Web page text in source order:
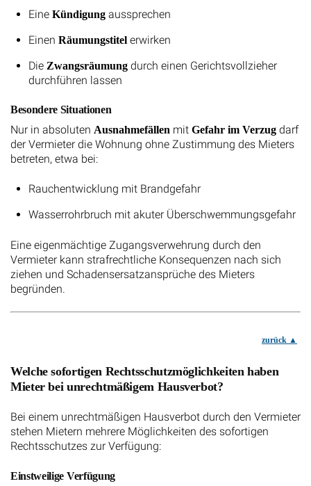
Eine Kündigungaussprechen
Einen Räumungstitelerwirken
Die Zwangsräumungdurch einen Gerichtsvollzieher
durchführen lassen
Besondere Situationen
Nur in absoluten Ausnahmefällen mit Gefahr im Verzug darf
der Vermieter die Wohnung ohne Zustimmung des Mieters
betreten, etwa bei:
Rauchentwicklung mit Brandgefahr
Wasserrohrbruch mit akuter Überschwemmungsgefahr
Eine eigenmächtige Zugangsverwehrung durch den
Vermieter kann strafrechtliche Konsequenzen nach sich
ziehen und Schadensersatzansprüche des Mieters
begründen.
zurück
Welche sofortigen Rechtsschutzmöglichkeiten haben
Mieter bei unrechtmäßigem Hausverbot?
Bei einem unrechtmäßigen Hausverbot durch den Vermieter
stehen Mietern mehrere Möglichkeiten des sofortigen
Rechtsschutzes zur Verfügung:
Einstweilige Verfügung